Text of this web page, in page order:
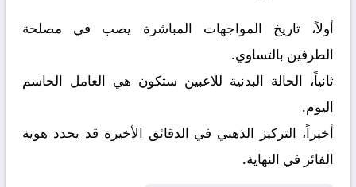
أولاً، تاريخ المواجهات المباشرة يصب في مصلحة
الطرفين بالتساوي.
ثانياً، الحالة البدنية للاعبين ستكون هي العامل الحاسم
اليوم.
أخيراً، التركيز الذهني في الدقائق الأخيرة قد يحدد هوية
الفائز في النهاية.